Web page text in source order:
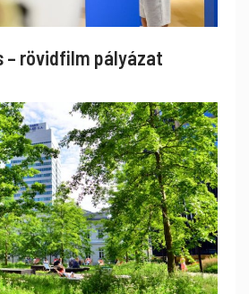
– rövidfilm pályázat